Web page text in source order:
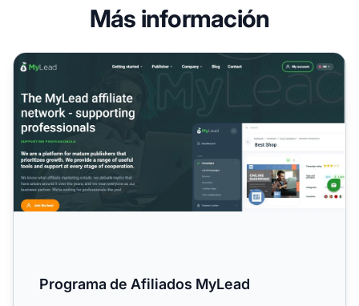
Más información
Programa de Afiliados MyLead
Programa de Afiliados MyLead